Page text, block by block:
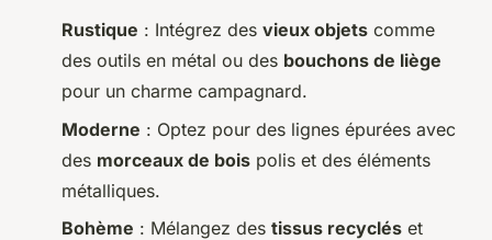
Rustique : Intégrez des vieux objets comme
des outils en métal ou des bouchons de liège
pour un charme campagnard.
Moderne : Optez pour des lignes épurées avec
des morceaux de bois polis et des éléments
métalliques.
Bohème : Mélangez des tissus recyclés et